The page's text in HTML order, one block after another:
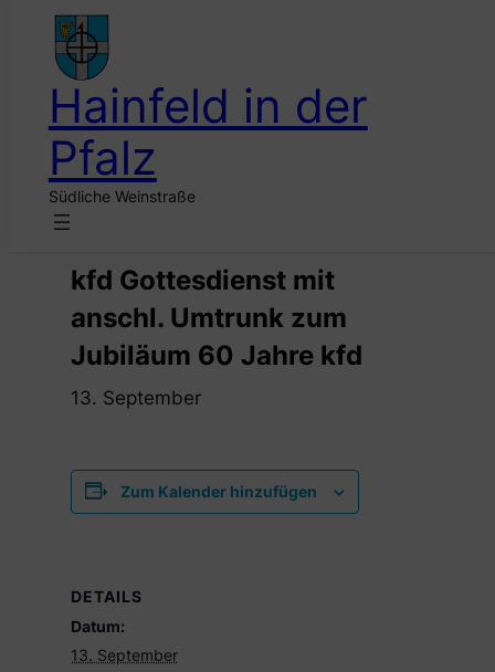
Hainfeld in der
Pfalz
Südliche Weinstraße
kfd Gottesdienst mit
anschl. Umtrunk zum
Jubiläum 60 Jahre kfd
13. September
Zum Kalender hinzufügen
DETAILS
Datum:
13. September